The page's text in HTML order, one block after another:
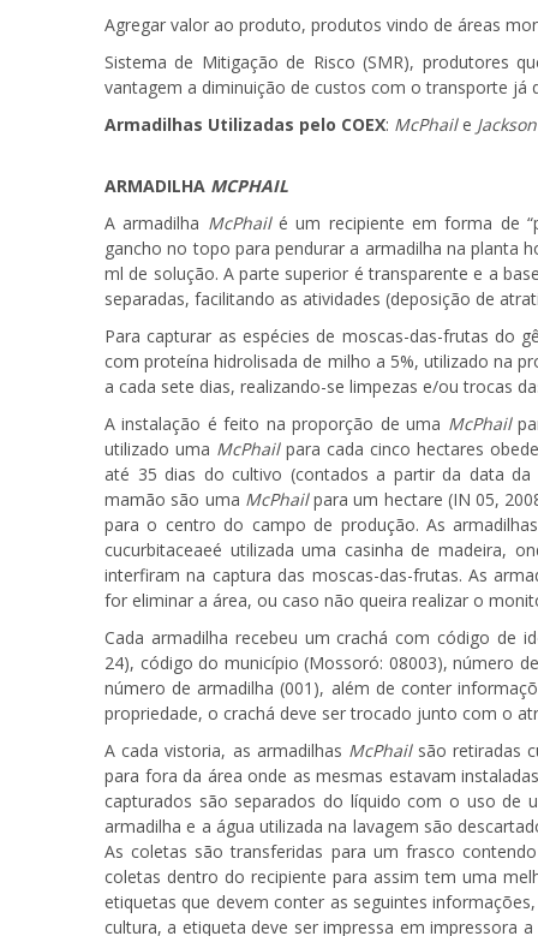
Agregar valor ao produto, produtos vindo de áreas
Sistema de Mitigação de Risco (SMR), produtores
vantagem a diminuição de custos com o transporte já
Armadilhas Utilizadas pelo COEX: McPhail e Jackson
ARMADILHA MCPHAIL
A armadilha McPhailé um recipiente em forma de
gancho no topo para pendurar a armadilha na planta
ml de solução. A parte superior é transparente e a
separadas, facilitando as atividades (deposição de
Para capturar as espécies de moscas-das-frutas do
com proteína hidrolisada de milho a 5%, utilizado na
a cada sete dias, realizando-se limpezas e/ou trocas
A instalação é feito na proporção de uma McPhail
utilizado uma McPhail para cada cinco hectares
até 35 dias do cultivo (contados a partir da data
mamão são uma McPhailpara um hectare (IN 05,
para o centro do campo de produção. As
cucurbitaceaeé utilizada uma casinha de madeira,
interfiram na captura das moscas-das-frutas. As
for eliminar a área, ou caso não queira realizar o
Cada armadilha recebeu um crachá com código de
24), código do município (Mossoró: 08003), número
número de armadilha (001), além de conter
propriedade, o crachá deve ser trocado junto com o
A cada vistoria, as armadilhas McPhailsão retiradas
para fora da área onde as mesmas estavam
capturados são separados do líquido com o uso de
armadilha e a água utilizada na lavagem são
As coletas são transferidas para um frasco
coletas dentro do recipiente para assim tem uma
etiquetas que devem conter as seguintes
cultura, a etiqueta deve ser impressa em impressora